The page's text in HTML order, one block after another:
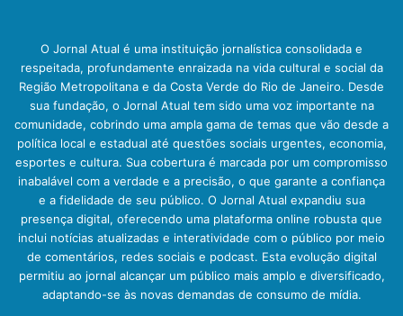
O Jornal Atual é uma instituição jornalística consolidada e
respeitada, profundamente enraizada na vida cultural e social da
Região Metropolitana e da Costa Verde do Rio de Janeiro. Desde
sua fundação, o Jornal Atual tem sido uma voz importante na
comunidade, cobrindo uma ampla gama de temas que vão desde a
política local e estadual até questões sociais urgentes, economia,
esportes e cultura. Sua cobertura é marcada por um compromisso
inabalável com a verdade e a precisão, o que garante a confiança
e a fidelidade de seu público. O Jornal Atual expandiu sua
presença digital, oferecendo uma plataforma online robusta que
inclui notícias atualizadas e interatividade com o público por meio
de comentários, redes sociais e podcast. Esta evolução digital
permitiu ao jornal alcançar um público mais amplo e diversificado,
adaptando-se às novas demandas de consumo de mídia.